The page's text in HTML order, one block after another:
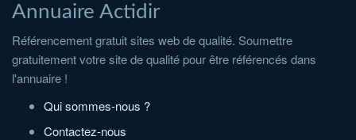
Annuaire Actidir
Référencement gratuit sites web de qualité. Soumettre
gratuitement votre site de qualité pour être référencés dans
l'annuaire !
Qui sommes-nous ?
Contactez-nous